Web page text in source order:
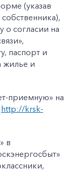
(указав
о согласии на
,
паспорт и
жилье и
приемную» на
http://krsk-
в